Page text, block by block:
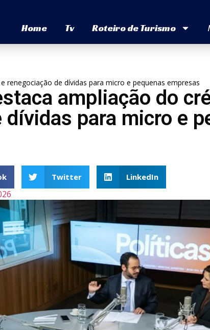
Home Tv Roteiro de Turismo
renegociação de dívidas para micro e pequenas empresas
ampliação do
dívidas para micro e
Twitter LinkedIn